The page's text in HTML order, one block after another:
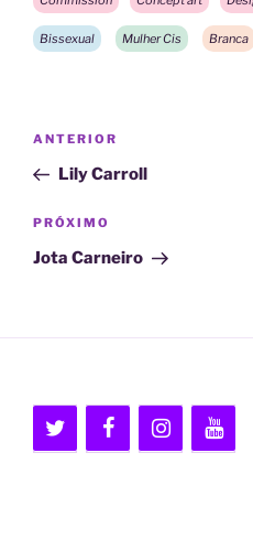
Bissexual Mulher Cis Branca
Navegação
Post
Post
anterior
ANTERIOR
Lily Carroll
Próximo
post
PRÓXIMO
Jota Carneiro